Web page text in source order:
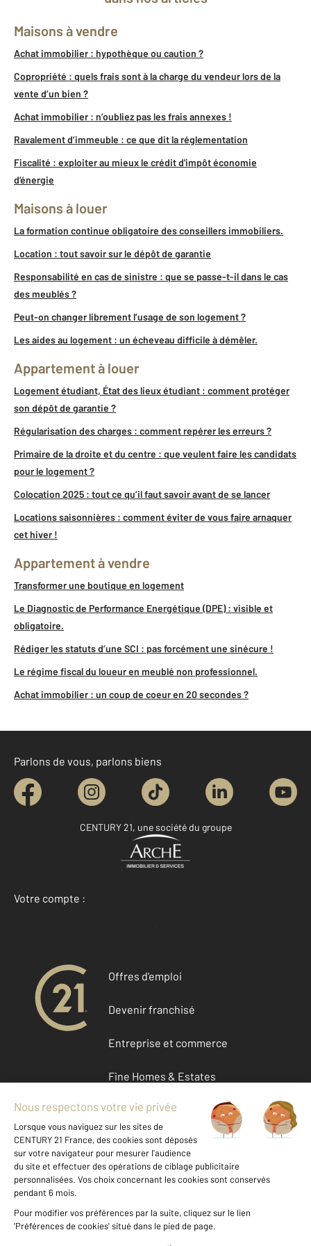
Maisons à vendre
Achat immobilier : hypothèque ou caution ?
Copropriété : quels frais sont à la charge du vendeur lors de la
vente d’un bien ?
Achat immobilier : n’oubliez pas les frais annexes !
Ravalement d’immeuble : ce que dit la réglementation
Fiscalité : exploiter au mieux le crédit d'impôt économie
d'énergie
Maisons à louer
La formation continue obligatoire des conseillers immobiliers.
Location : tout savoir sur le dépôt de garantie
Responsabilité en cas de sinistre : que se passe-t-il dans le cas
des meublés ?
Peut-on changer librement l’usage de son logement ?
Les aides au logement : un écheveau difficile à démêler.
Appartement à louer
Logement étudiant, État des lieux étudiant : comment protéger
son dépôt de garantie ?
Régularisation des charges : comment repérer les erreurs ?
Primaire de la droite et du centre : que veulent faire les candidats
pour le logement ?
Colocation 2025 : tout ce qu’il faut savoir avant de se lancer
Locations saisonnières : comment éviter de vous faire arnaquer
cet hiver !
Appartement à vendre
Transformer une boutique en logement
Le Diagnostic de Performance Energétique (DPE) : visible et
obligatoire.
Rédiger les statuts d’une SCI : pas forcément une sinécure !
Le régime fiscal du loueur en meublé non professionnel.
Achat immobilier : un coup de coeur en 20 secondes ?
Parlons de vous, parlons biens
CENTURY 21, une société du groupe
Votre compte :
Accéder à mon compte
Offres d'emploi
Devenir franchisé
Entreprise et commerce
Fine Homes & Estates
À propos de CENTURY 21
International
Nous contacter